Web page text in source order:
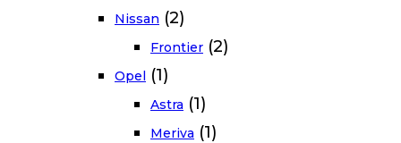
Nissan (2)
Frontier (2)
Opel (1)
Astra (1)
Meriva (1)